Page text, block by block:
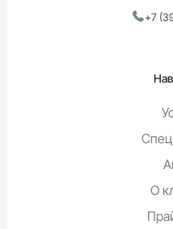
+7
О
Оставьте заявку